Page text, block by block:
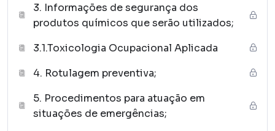
3. Informações de segurança dos
produtos químicos que serão utilizados;
3.1.Toxicologia Ocupacional Aplicada
4. Rotulagem preventiva;
5. Procedimentos para atuação em
situações de emergências;